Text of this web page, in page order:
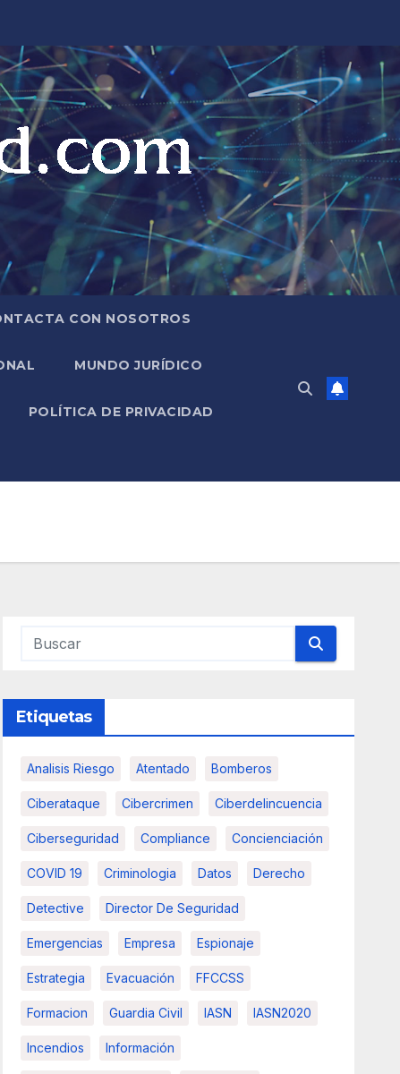
CON NOSOTROS
MUNDO JURÍDICO
POLÍTICA DE PRIVACIDAD
Etiquetas
Analisis Riesgo Atentado Bomberos
Ciberataque Cibercrimen Ciberdelincuencia
Ciberseguridad Compliance Concienciación
COVID 19 Criminologia Datos Derecho
Detective Director De Seguridad
Emergencias Empresa Espionaje
Estrategia Evacuación FFCCSS
Formacion Guardia Civil IASN IASN2020
Incendios Información